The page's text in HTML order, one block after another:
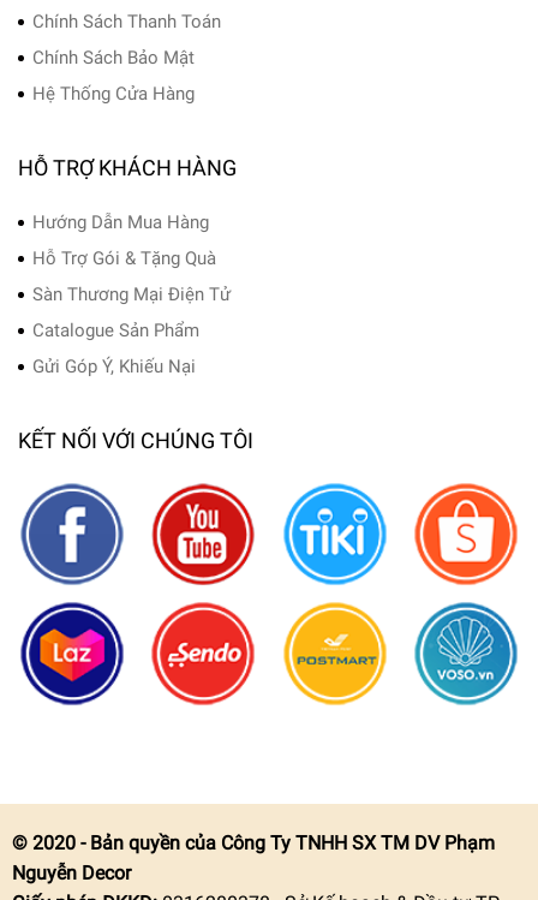
Chính Sách Thanh Toán
Chính Sách Bảo Mật
Hệ Thống Cửa Hàng
HỖ TRỢ KHÁCH HÀNG
Hướng Dẫn Mua Hàng
Hỗ Trợ Gói & Tặng Quà
Sàn Thương Mại Điện Tử
Catalogue Sản Phẩm
Gửi Góp Ý, Khiếu Nại
KẾT NỐI VỚI CHÚNG TÔI
© 2020 - Bản quyền của Công Ty TNHH SX TM DV Phạm
Nguyễn Decor